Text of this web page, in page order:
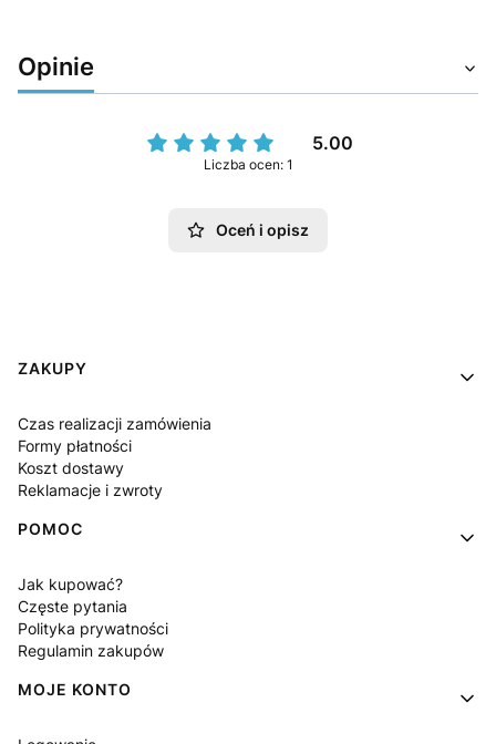
Opinie
5.00
Liczba ocen: 1
Oceń i opisz
Linki w stopce
ZAKUPY
Czas realizacji zamówienia
Formy płatności
Koszt dostawy
Reklamacje i zwroty
POMOC
Jak kupować?
Częste pytania
Polityka prywatności
Regulamin zakupów
MOJE KONTO